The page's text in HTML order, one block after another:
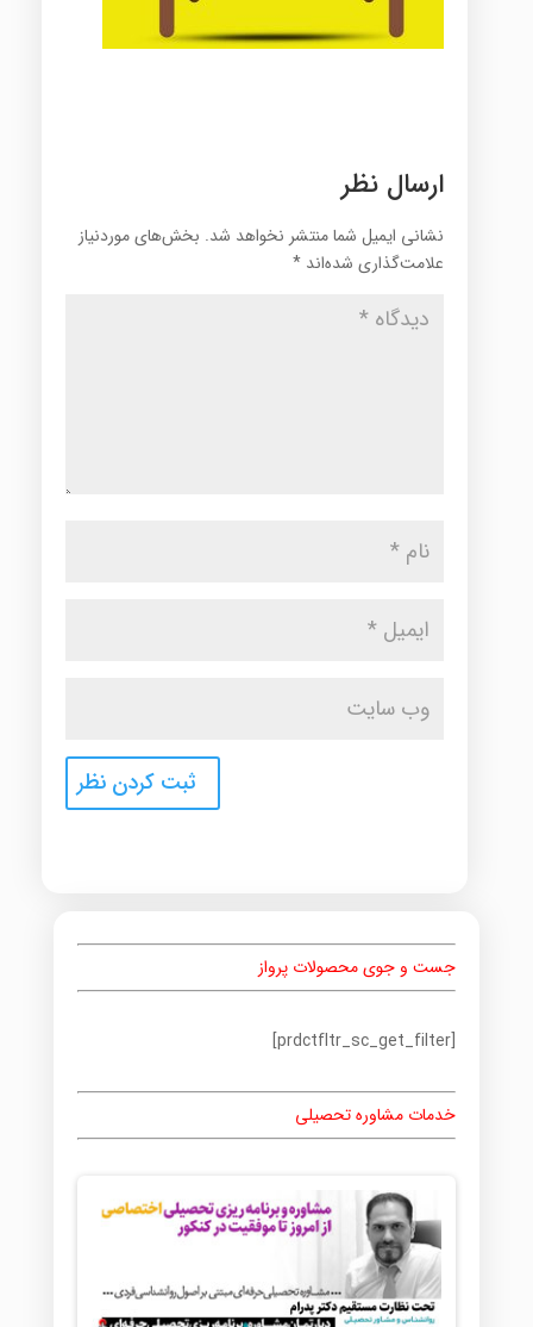
ارسال نظر
نشانی ایمیل شما منتشر نخواهد شد. بخش‌های موردنیاز
علامت‌گذاری شده‌اند *
جست و جوی محصولات پرواز
[prdctfltr_sc_get_filter]
خدمات مشاوره تحصیلی